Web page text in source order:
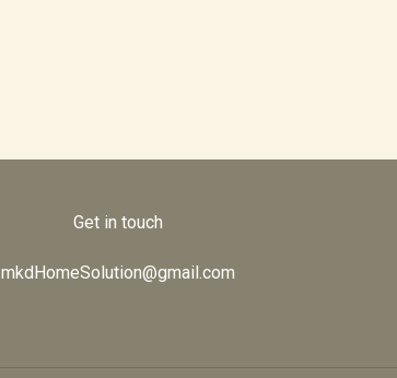
Get in touch
mkdHomeSolution@gmail.com